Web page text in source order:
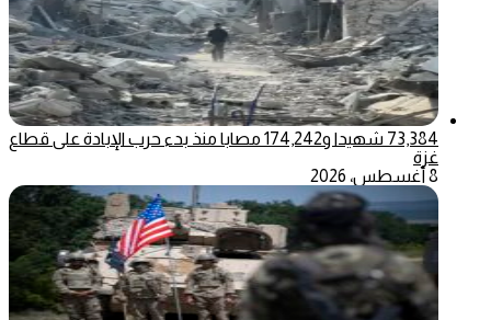
73,384 شهيدا و174,242 مصابا منذ بدء حرب الإبادة على قطاع
غزة
8 أغسطس، 2026